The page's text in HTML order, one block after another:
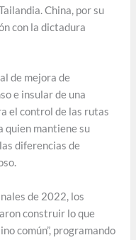
China, por su
con la dictadura
de mejora de
e insular de una
el control de las rutas
quien mantiene su
diferencias de
de 2022, los
construir lo que
común”, programando